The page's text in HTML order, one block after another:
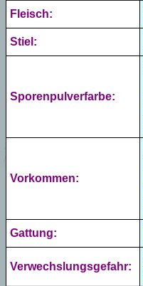
Fleisch:
Stiel:
Sporenpulverfarbe:
Vorkommen:
Gattung:
Verwechslungsgefahr: